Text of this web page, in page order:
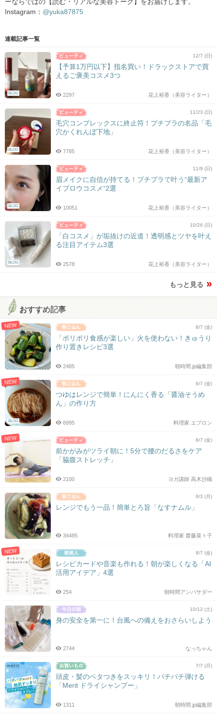
ーならではの【読む・リアルな美容トーク】をお届けします。
Instagram： @yuka87875
連載記事一覧
BLOG
12/7 (日)
【予算1万円以下】指名買い！ドラックストアで買
えるご褒美コスメ3つ
花上裕香（美容ライター）
2297
BLOG
11/23 (日)
毛穴コンプレックスに終止符！プチプラの名品「毛
穴かくれんぼ下地」
花上裕香（美容ライター）
7785
BLOG
11/9 (日)
眉メイクに自信が持てる！プチプラで叶う“最新ア
イブロウコスメ“2選
花上裕香（美容ライター）
10051
BLOG
10/26 (日)
「白コスメ」が垢抜けの近道！透明感とツヤを叶え
る注目アイテム3選
花上裕香（美容ライター）
2578
もっと見る
おすすめ記事
NEW 8/7 (金)
「ポリポリ食感が楽しい」火を使わない！きゅうり
作り置きレシピ3選
朝時間.jp編集部
2485
NEW
BLOG
8/7 (金)
つゆはレンジで簡単！にんにく香る「醤油そうめ
ん」の作り方
料理家 エプロン
6995
NEW 8/7 (金)
前かがみがツライ朝に！5分で腰のだるさをケア
「脇腹ストレッチ」
ヨガ講師 高木沙織
2100
8/3 (月)
レンジでもう一品！簡単とろ旨「なすナムル」
料理家 齋藤菜々子
34485
NEW 8/7 (金)
レシピカードや音楽も作れる！朝が楽しくなる「AI
活用アイデア」4選
朝時間アンバサダー
254
10/12 (土)
身の安全を第一に！台風への備えをおさらいしよう
なっちゃん
2744
7/7 (月)
頭皮・髪のベタつきをスッキリ！パチパチ弾ける
「Merit ドライシャンプー」
朝時間.jp編集部
1311